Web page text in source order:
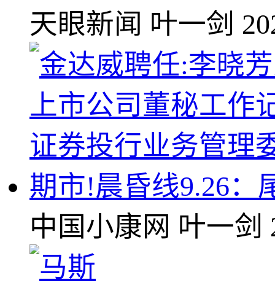
天眼新闻 叶一剑
期市!晨昏线9.26：
中国小康网 叶一剑